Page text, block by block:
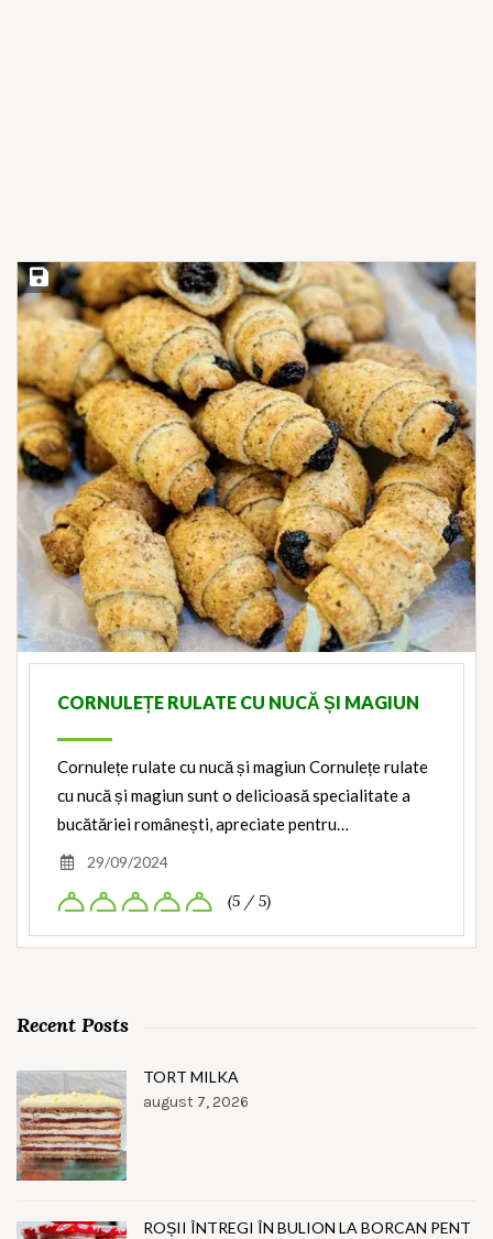
Save Recipe
CORNULEȚE RULATE CU NUCĂ ȘI MAGIUN
Cornulețe rulate cu nucă și magiun Cornulețe rulate
cu nucă și magiun sunt o delicioasă specialitate a
bucătăriei românești, apreciate pentru…
29/09/2024
(5 / 5)
Recent Posts
TORT MILKA
august 7, 2026
ROȘII ÎNTREGI ÎN BULION LA BORCAN PENT